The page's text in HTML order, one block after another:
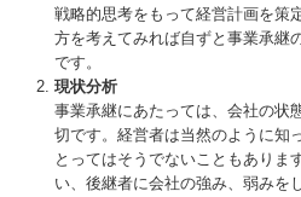
戦略的思考をもって経営計画を策
方を考えてみれば自ずと事業承継
です。
現状分析
事業承継にあたっては、会社の状
切です。経営者は当然のように知
とってはそうでないこともありま
い、後継者に会社の強み、弱みを